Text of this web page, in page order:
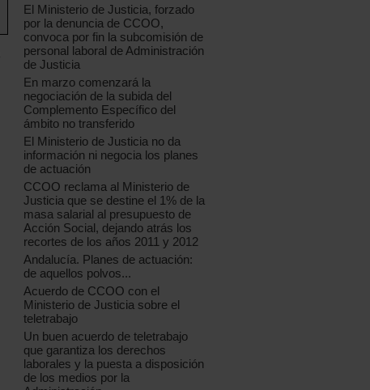
El Ministerio de Justicia, forzado
por la denuncia de CCOO,
convoca por fin la subcomisión de
personal laboral de Administración
de Justicia
En marzo comenzará la
negociación de la subida del
Complemento Específico del
ámbito no transferido
El Ministerio de Justicia no da
información ni negocia los planes
de actuación
CCOO reclama al Ministerio de
Justicia que se destine el 1% de la
masa salarial al presupuesto de
Acción Social, dejando atrás los
recortes de los años 2011 y 2012
Andalucía. Planes de actuación:
de aquellos polvos...
Acuerdo de CCOO con el
Ministerio de Justicia sobre el
teletrabajo
Un buen acuerdo de teletrabajo
que garantiza los derechos
laborales y la puesta a disposición
de los medios por la